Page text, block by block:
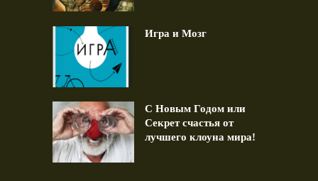
Игра и Мозг
С Новым Годом или
Секрет счастья от
лучшего клоуна мира!